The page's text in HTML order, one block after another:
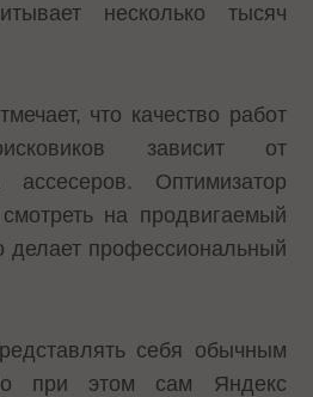
несколько тысяч
что качество работ
зависит от
ассесеров. Оптимизатор
на продвигаемый
делает профессиональный
себя обычным
при этом сам Яндекс